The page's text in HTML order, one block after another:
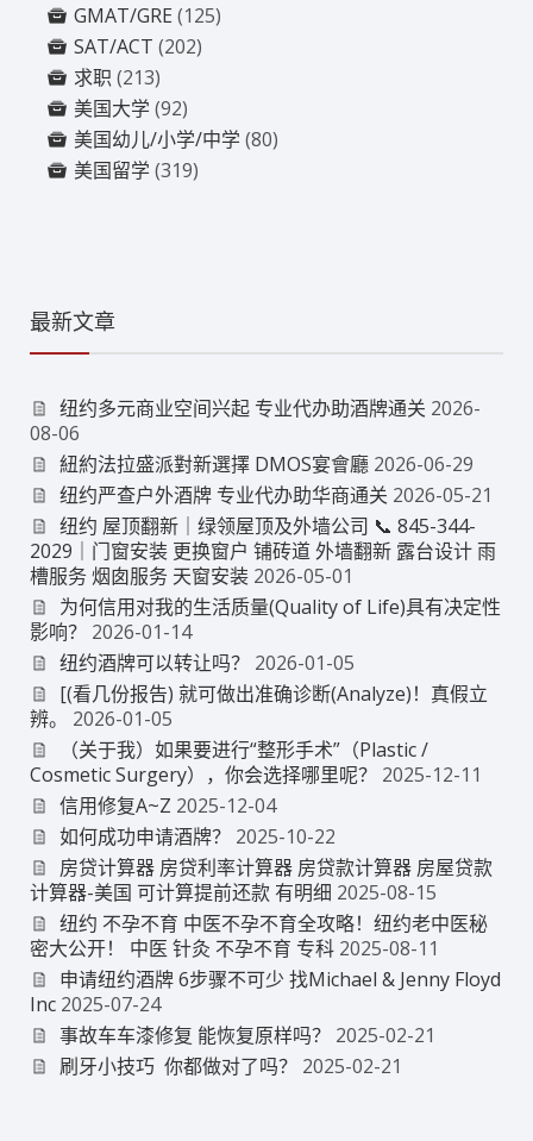
GMAT/GRE (125)
SAT/ACT (202)
求职 (213)
美国大学(92)
美国幼儿/小学/中学(80)
美国留学(319)
最新文章
纽约多元商业空间兴起 专业代办助酒牌通关 2026-
08-06
紐約法拉盛派對新選擇 DMOS宴會廳 2026-06-29
纽约严查户外酒牌 专业代办助华商通关 2026-05-21
纽约 屋顶翻新｜绿领屋顶及外墙公司 📞 845-344-
2029｜门窗安装 更换窗户 铺砖道 外墙翻新 露台设计 雨
槽服务 烟囱服务 天窗安装 2026-05-01
为何信用对我的生活质量(Quality of Life)具有决定性
影响？ 2026-01-14
纽约酒牌可以转让吗？ 2026-01-05
[(看几份报告) 就可做出准确诊断(Analyze)！真假立
辨。
2026-01-05
（关于我）如果要进行“整形手术”（Plastic /
Cosmetic Surgery），你会选择哪里呢？ 2025-12-11
信用修复A~Z 2025-12-04
如何成功申请酒牌？ 2025-10-22
房贷计算器 房贷利率计算器 房贷款计算器 房屋贷款
计算器-美国 可计算提前还款 有明细 2025-08-15
纽约 不孕不育 中医不孕不育全攻略！纽约老中医秘
密大公开！ 中医 针灸 不孕不育 专科 2025-08-11
申请纽约酒牌 6步骤不可少 找Michael & Jenny Floyd
Inc 2025-07-24
事故车车漆修复 能恢复原样吗？ 2025-02-21
刷牙小技巧 你都做对了吗？ 2025-02-21